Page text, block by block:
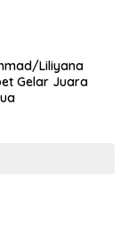
Liliyana
Gelar Juara